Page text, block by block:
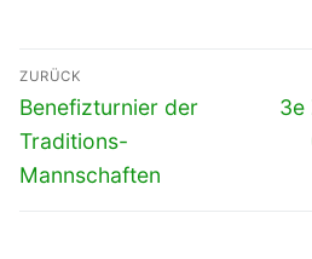
Beitragsnavigation
ZURÜCK
Vorheriger
Beitrag:
Benefizturnier der
Traditions-
Mannschaften
3e